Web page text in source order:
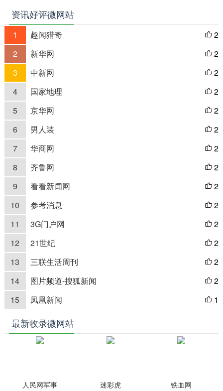
资讯好评微网站
1 趣闻猎奇  2
2
新华网  2
3
中新网  2
4
国家地理  2
5
京华网  2
6
男人装  2
7
华商网  2
8
齐鲁网  2
9
看看新闻网  2
10
参考消息  2
11
3G门户网  2
12
21世纪  2
13
三联生活周刊  2
14
图片频道-搜狐新闻  2
15
凤凰新闻  1
最新收录微网站
人民网军事 迷彩虎 铁血网